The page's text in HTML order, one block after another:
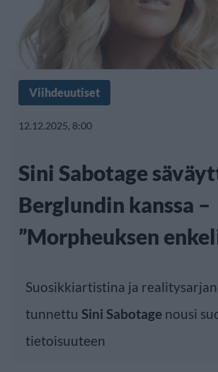
Viihdeuutiset
12.12.2025, 8:00
Sini Sabotage
Berglundin kanssa –
”Morpheuksen
Suosikkiartistina ja
tunnettu Sini Sabotage nousi
tietoisuuteen